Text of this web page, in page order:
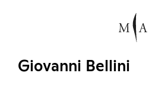
Giovanni Bellini